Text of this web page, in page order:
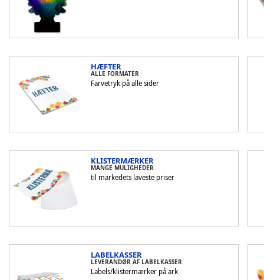
HÆFTER
ALLE FORMATER
Farvetryk på alle sider
KLISTERMÆRKER
MANGE MULIGHEDER
til markedets laveste priser
LABELKASSER
LEVERANDØR AF LABELKASSER
Labels/klistermærker på ark